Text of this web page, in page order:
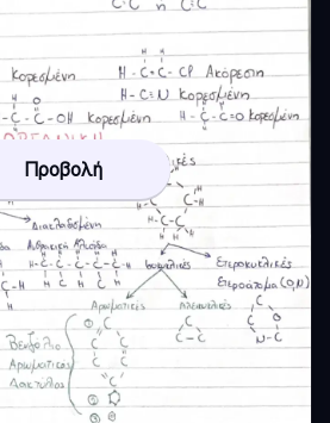
Προβολή